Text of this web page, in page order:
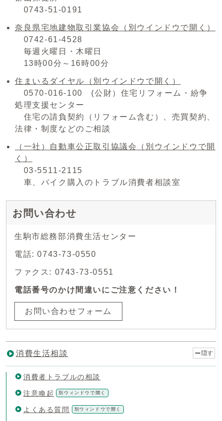
0743-51-0191
奈良県宅地建物取引業協会
（別ウインドウで開く）
0742-61-4528
毎週火曜日・木曜日
13時00分～16時00分
住まいるダイヤル
（別ウインドウで開く）
0570-016-100 (公財）住宅リフォーム・紛争
処理支援センター
住宅の請負契約（リフォーム含む）、売買契約、
法律・制度などのご相談
（一社）自動車公正取引協議会
（別ウインドウで開
く）
03-5511-2115
車、バイク購入のトラブル消費者相談室
お問い合わせ
生駒市総務部消費生活センター
電話: 0743-73-0550
ファクス: 0743-73-0551
電話番号のかけ間違いにご注意ください！
お問い合わせフォーム
消費生活相談 隠す
消費者トラブルの相談
注意喚起 別ウィンドウで開く
よくある質問 別ウィンドウで開く